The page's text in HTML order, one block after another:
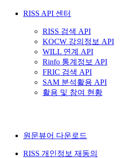
RISS API 센터
RISS 검색 API
KOCW 강의정보 API
WILL 연계 API
Rinfo 통계정보 API
FRIC 검색 API
SAM 분석활용 API
활용 및 참여 현황
원문뷰어 다운로드
RISS 개인정보 재동의